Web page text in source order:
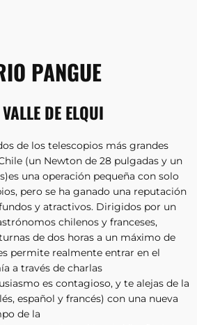
PANGUE
DE ELQUI
de los telescopios más grandes
(un Newton de 28 pulgadas y un
es una operación pequeña con solo
pero se ha ganado una reputación
y atractivos. Dirigidos por un
chilenos y franceses,
de dos horas a un máximo de
permite realmente entrar en el
a través de charlas
es contagioso, y te alejas de la
español y francés) con una nueva
de la